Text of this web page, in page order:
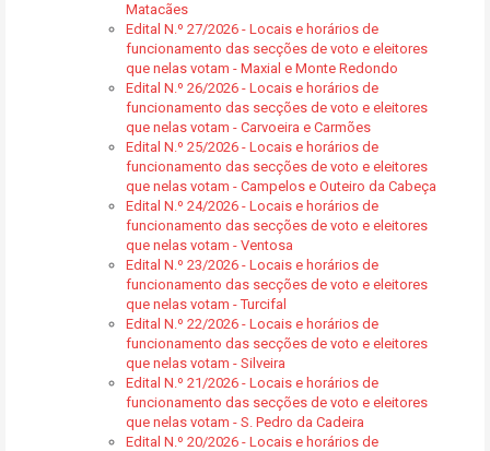
Matacães
Edital N.º 27/2026 - Locais e horários de
funcionamento das secções de voto e eleitores
que nelas votam - Maxial e Monte Redondo
Edital N.º 26/2026 - Locais e horários de
funcionamento das secções de voto e eleitores
que nelas votam - Carvoeira e Carmões
Edital N.º 25/2026 - Locais e horários de
funcionamento das secções de voto e eleitores
que nelas votam - Campelos e Outeiro da Cabeça
Edital N.º 24/2026 - Locais e horários de
funcionamento das secções de voto e eleitores
que nelas votam - Ventosa
Edital N.º 23/2026 - Locais e horários de
funcionamento das secções de voto e eleitores
que nelas votam - Turcifal
Edital N.º 22/2026 - Locais e horários de
funcionamento das secções de voto e eleitores
que nelas votam - Silveira
Edital N.º 21/2026 - Locais e horários de
funcionamento das secções de voto e eleitores
que nelas votam - S. Pedro da Cadeira
Edital N.º 20/2026 - Locais e horários de